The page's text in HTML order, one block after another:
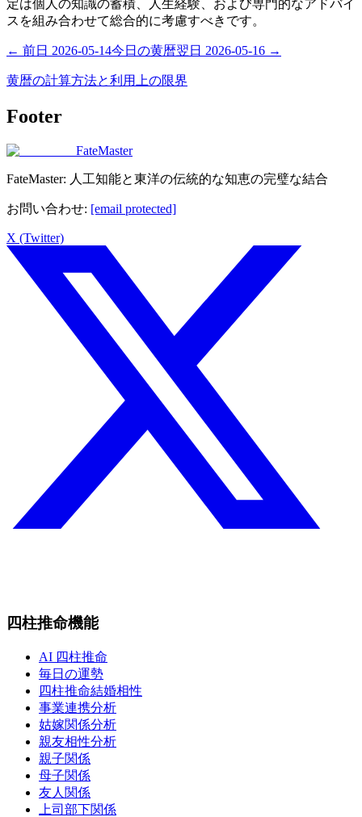
定は個人の知識の蓄積、人生経験、および専門的なアドバイ
スを組み合わせて総合的に考慮すべきです。
← 前日 2026-05-14今日の黄暦翌日 2026-05-16 →
黄暦の計算方法と利用上の限界
Footer
FateMaster
FateMaster: 人工知能と東洋の伝統的な知恵の完璧な結合
お問い合わせ: [email protected]
X (Twitter)
四柱推命機能
AI 四柱推命
毎日の運勢
四柱推命結婚相性
事業連携分析
姑嫁関係分析
親友相性分析
親子関係
母子関係
友人関係
上司部下関係